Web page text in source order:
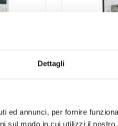
Dettagli
ed annunci, per fornire
sul modo in cui utilizzi il